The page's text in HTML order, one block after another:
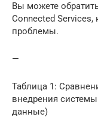
Вы можете
Connected
проблемы.
—
Таблица 1:
внедрения
данные)